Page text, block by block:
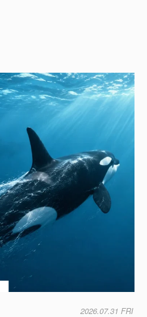
2026.07.31 FRI